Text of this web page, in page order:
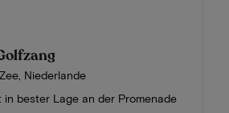
Niederlande
in bester Lage an der Promenade